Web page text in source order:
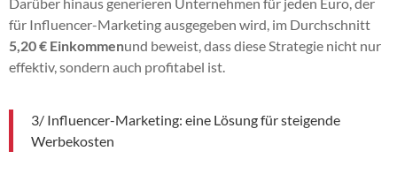
für Influencer-Marketing ausgegeben wird, im Durchschnitt
5,20 € Einkommenund beweist, dass diese Strategie nicht nur
effektiv, sondern auch profitabel ist.
3/ Influencer-Marketing: eine Lösung für steigende
Werbekosten